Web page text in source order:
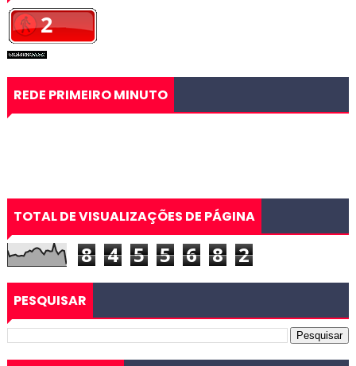
REDE PRIMEIRO MINUTO
TOTAL DE VISUALIZAÇÕES DE PÁGINA
8 4 5 5 6 8 2
PESQUISAR